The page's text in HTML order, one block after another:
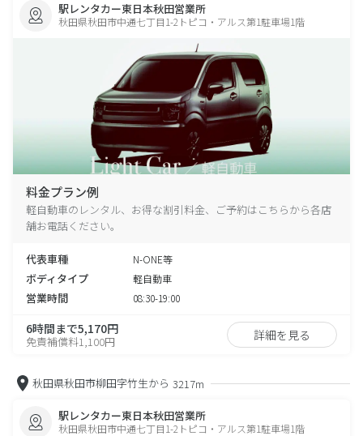
駅レンタカー東日本秋田営業所
秋田県秋田市中通七丁目1-2トピコ・アルス第1駐車場1階
料金プラン例
軽自動車のレンタル、お得な割引料金、ご予約はこちらから各店
舗お電話ください。
代表車種 N-ONE等
ボディタイプ 軽自動車
営業時間 08:30-19:00
6時間まで5,170円
免責補償料1,100円 詳細を見る
秋田県秋田市柳田字竹生から 3217m
駅レンタカー東日本秋田営業所
秋田県秋田市中通七丁目1-2トピコ・アルス第1駐車場1階